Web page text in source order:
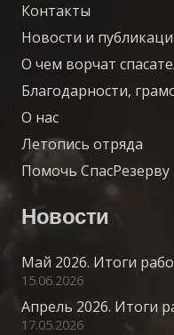
Контакты
Новости и
О чем ворчат
Благодарности,
О нас
Летопись отряда
Помочь СпасРезерву
Новости
Май 2026. Итоги
15.06.2026
Апрель 2026. Итоги
17.05.2026